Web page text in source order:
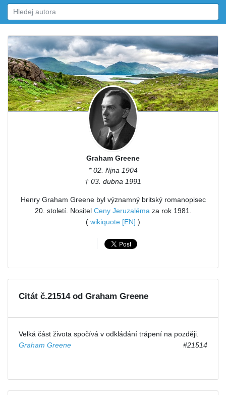
Graham Greene
* 02. října 1904
† 03. dubna 1991
Henry Graham Greene byl významný britský romanopisec
20. století. Nositel Ceny Jeruzaléma za rok 1981.
( wikiquote [EN] )
Citát č.21514 od Graham Greene
Velká část života spočívá v odkládání trápení na později.
Graham Greene
#21514